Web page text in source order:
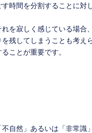
時間を分割することに対
を寂しく感じている場合
残してしまうことも考え
ことが重要です。
自然」あるいは「非常識